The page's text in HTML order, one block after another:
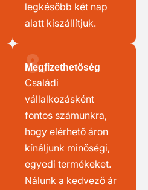
legkésőbb két nap
alatt kiszállítjuk.
8.
Megfizethetőség
Családi
vállalkozásként
fontos számunkra,
hogy elérhető áron
kínáljunk minőségi,
egyedi termékeket.
Nálunk a kedvező ár